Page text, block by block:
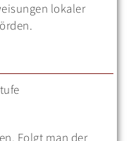
lokaler
Folgt man der